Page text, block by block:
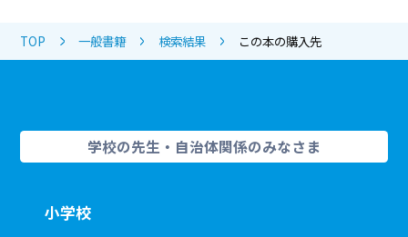
TOP 一般書籍 検索結果 この本の購入先
学校の先生・自治体関係のみなさま
小学校